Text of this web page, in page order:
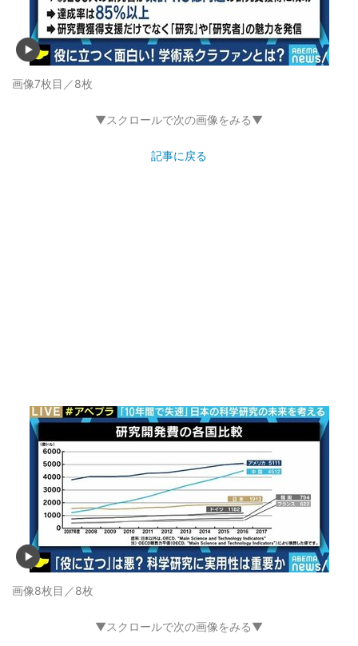
画像7枚目／8枚
▼スクロールで次の画像をみる▼
記事に戻る
画像8枚目／8枚
▼スクロールで次の画像をみる▼